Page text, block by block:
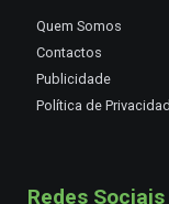
Quem Somos
Contactos
Publicidade
Política de
Redes Sociais